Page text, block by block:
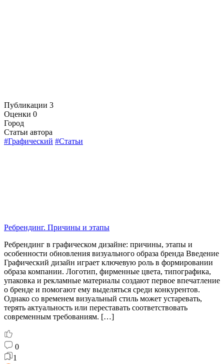
Публикации 3
Оценки 0
Город
Статьи автора
#Графический #Статьи
Ребрендинг. Причины и этапы
Ребрендинг в графическом дизайне: причины, этапы и
особенности обновления визуального образа бренда Введение
Графический дизайн играет ключевую роль в формировании
образа компании. Логотип, фирменные цвета, типографика,
упаковка и рекламные материалы создают первое впечатление
о бренде и помогают ему выделяться среди конкурентов.
Однако со временем визуальный стиль может устаревать,
терять актуальность или переставать соответствовать
современным требованиям. […]
0
1